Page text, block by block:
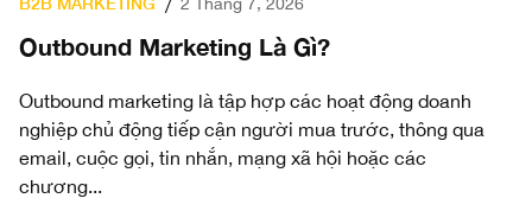
/
Outbound Marketing Là Gì?
Outbound marketing là tập hợp các hoạt động doanh
nghiệp chủ động tiếp cận người mua trước, thông qua
email, cuộc gọi, tin nhắn, mạng xã hội hoặc các
chương...